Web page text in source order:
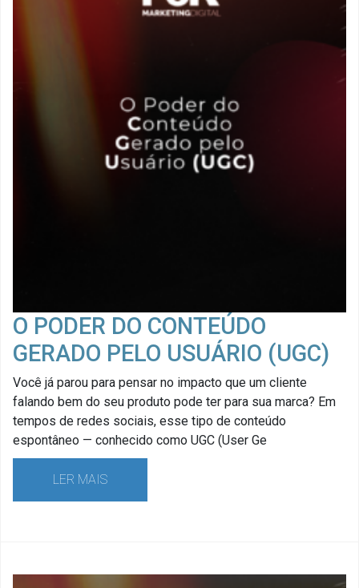
O PODER DO CONTEÚDO
GERADO PELO USUÁRIO (UGC)
Você já parou para pensar no impacto que um cliente
falando bem do seu produto pode ter para sua marca? Em
tempos de redes sociais, esse tipo de conteúdo
espontâneo — conhecido como UGC (User Ge
LER MAIS